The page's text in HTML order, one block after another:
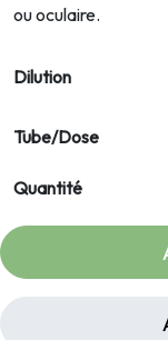
ou oculaire.
Dilution
Tube/Dose
Quantité